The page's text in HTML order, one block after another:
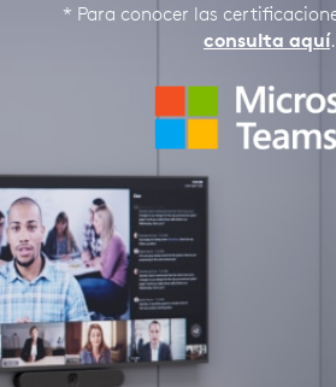
* Para conocer las
consulta aquí.